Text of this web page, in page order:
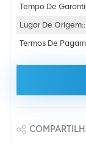
Tempo De
Lugar De Origem::
Termos De